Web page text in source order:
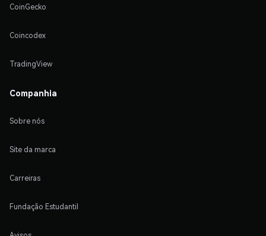
CoinGecko
Coincodex
TradingView
Companhia
Sobre nós
Site da marca
Carreiras
Fundação Estudantil